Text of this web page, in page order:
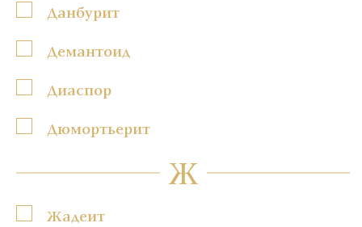
Данбурит
Демантоид
Диаспор
Дюмортьерит
Ж
Жадеит